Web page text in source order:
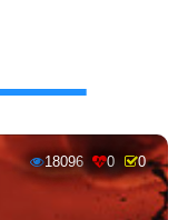
18096 0 0